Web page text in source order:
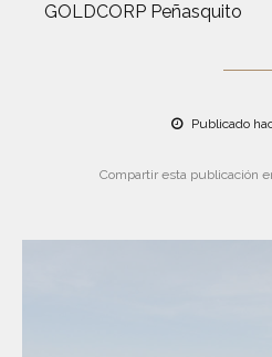
GOLDCORP Peñasquito
Publicado
Compartir esta publicación